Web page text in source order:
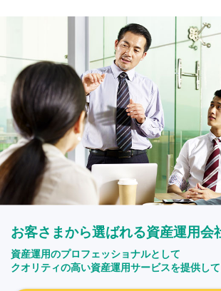
お客さまから選ばれる資産運用会
資産運用のプロフェッショナルとして
クオリティの高い資産運用サービスを提供して